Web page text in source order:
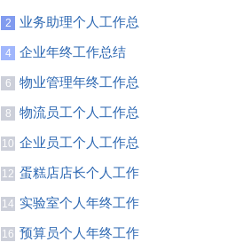
2
业务助理个人工作总
结13篇
4
企业年终工作总结
(合集15篇)
6
物业管理年终工作总
结合集15篇
8
物流员工个人工作总
结13篇
10 企业员工个人工作总
结集合15篇
12 蛋糕店店长个人工作
总结5篇
14 实验室个人年终工作
总结
16 预算员个人年终工作